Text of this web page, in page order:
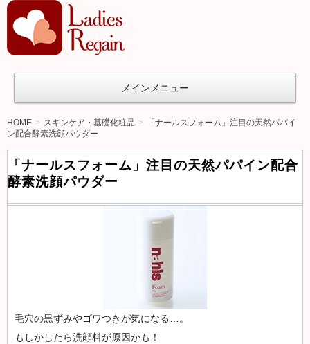
オ
ト
た
め
の
ア
ン
ケ
ア：
メインメニュー
HOME スキンケア・基礎化粧品
「ナールスフォーム」注目の天然パパイ
ン配合酵素洗顔パウダー
「ナールスフォーム」注目の天然パパイン配合
酵素洗顔パウダー
毛穴の黒ずみやゴワつきが気になる…。
もしかしたら洗顔料が原因かも！